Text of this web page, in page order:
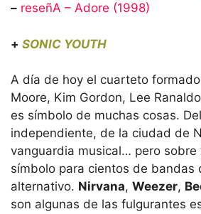
– reseñA – Adore (1998)
+ SONIC YOUTH
A día de hoy el cuarteto
Moore, Kim Gordon, Lee
es símbolo de muchas cosas.
independiente, de la ciudad de
vanguardia musical… pero sobre
símbolo para cientos de bandas
alternativo. Nirvana, Weezer,
son algunas de las fulgurantes